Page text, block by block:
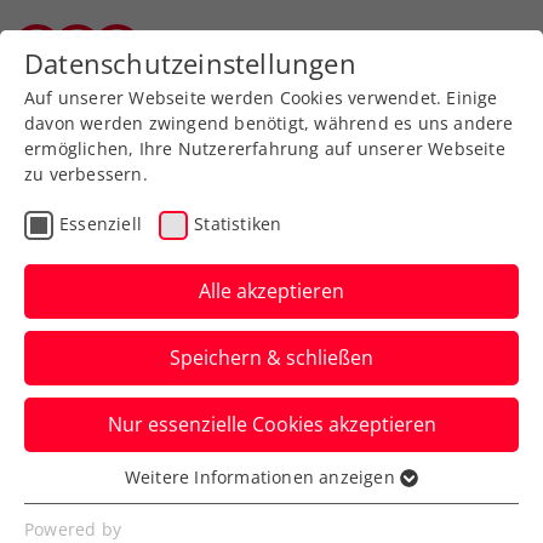
Zurück zur Newsübersicht
Allgemeine Klasse
win2day ÖTV-
Staatsmeisterschaften:
Hauptbewerbe gestartet
Die Qualifikationsbegegnungen in
Oberpullendorf sind am Dienstag
abgeschlossen worden.
Verfasst von: Manuel Wachta, 05.07.2023
Datenschutzeinstellungen
Auf unserer Webseite werden Cookies verwendet. Einige
davon werden zwingend benötigt, während es uns andere
ermöglichen, Ihre Nutzererfahrung auf unserer Webseite
zu verbessern.
Essenziell Statistiken
Alle akzeptieren
Speichern & schließen
Nur essenzielle Cookies akzeptieren
Essenziell
Essenzielle Cookies werden für grundlegende
Weitere Informationen anzeigen
Powered by